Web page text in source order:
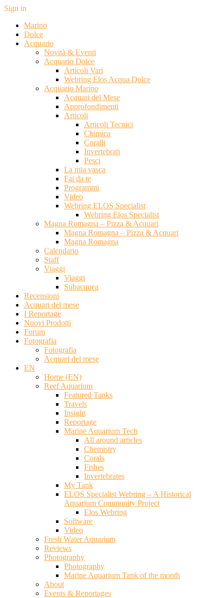
Sign in
Marino
Dolce
Acquario
Novità & Eventi
Acquario Dolce
Articoli Vari
Webring Elos Acqua Dolce
Acquario Marino
Acquari del Mese
Approfondimenti
Articoli
Articoli Tecnici
Chimica
Coralli
Invertebrati
Pesci
La mia vasca
Fai da te
Programmi
Video
Webring ELOS Specialist
Webring Elos Specialist
Magna Romagna – Pizza & Acquari
Magna Romagna – Pizza & Acquari
Magna Romagna
Calendario
Staff
Viaggi
Viaggi
Subacquea
Recensioni
Acquari del mese
I Reportage
Nuovi Prodotti
Forum
Fotografia
Fotografia
Acquari del mese
EN
Home (EN)
Reef Aquarium
Featured Tanks
Travels
Insight
Reportage
Marine Aquarium Tech
All around articles
Chemistry
Corals
Fishes
Invertebrates
My Tank
ELOS Specialist Webring – A Historical
Aquarium Community Project
Elos Webring
Software
Video
Fresh Water Aquarium
Reviews
Photography
Photography
Marine Aquarium Tank of the month
About
Events & Reportages